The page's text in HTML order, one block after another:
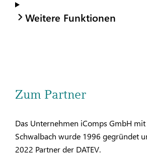
Weitere Funktionen
Zum Partner
Das Unternehmen iComps GmbH
Schwalbach wurde 1996 gegründet
2022 Partner der DATEV.